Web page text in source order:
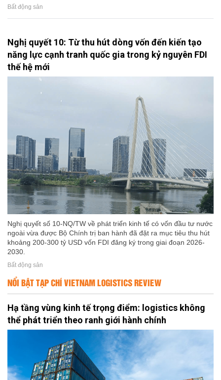
Bất động sản
Nghị quyết 10: Từ thu hút dòng vốn đến kiến tạo
năng lực cạnh tranh quốc gia trong kỷ nguyên FDI
thế hệ mới
Nghị quyết số 10-NQ/TW về phát triển kinh tế có vốn đầu tư nước
ngoài vừa được Bộ Chính trị ban hành đã đặt ra mục tiêu thu hút
khoảng 200-300 tỷ USD vốn FDI đăng ký trong giai đoạn 2026-
2030.
Bất động sản
NỔI BẬT TẠP CHÍ VIETNAM LOGISTICS REVIEW
Hạ tầng vùng kinh tế trọng điểm: logistics không
thể phát triển theo ranh giới hành chính